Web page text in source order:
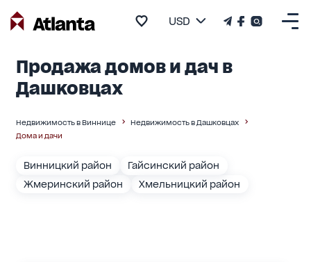
USD
Продажа домов и дач в
Дашковцах
Недвижимость в Виннице
Недвижимость в Дашковцах
Дома и дачи
Винницкий район
Гайсинский район
Жмеринский район
Хмельницкий район